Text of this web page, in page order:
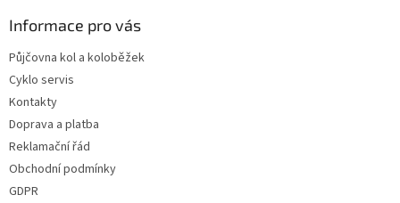
Informace pro vás
Půjčovna kol a koloběžek
Cyklo servis
Kontakty
Doprava a platba
Reklamační řád
Obchodní podmínky
GDPR